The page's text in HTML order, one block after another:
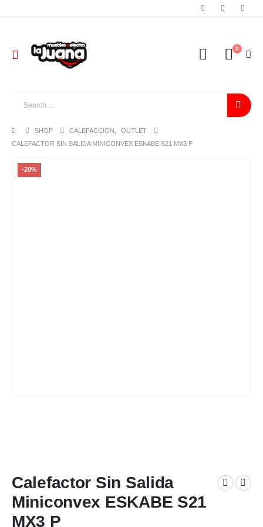
0
SHOP CALEFACCION
OUTLET
CALEFACTOR SIN SALIDA MINICONVEX ESKABE S21 MX3 P
-20%
Calefactor Sin Salida
Miniconvex ESKABE S21
MX3 P